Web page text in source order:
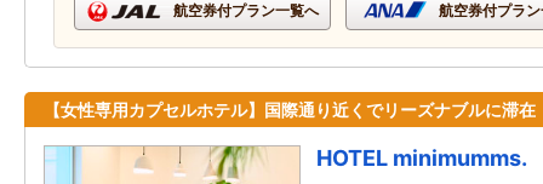
航空券付プラン一覧へ 航空券付プラ
【女性専用カプセルホテル】国際通り近くでリーズナブルに滞在
HOTEL minimumms.